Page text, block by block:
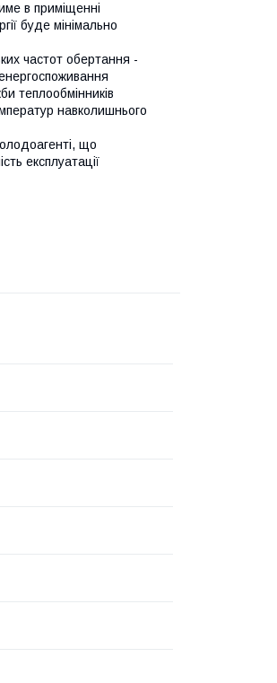
в приміщенні
буде мінімально
частот обертання -
теплообмінників
навколишнього
що
експлуатації